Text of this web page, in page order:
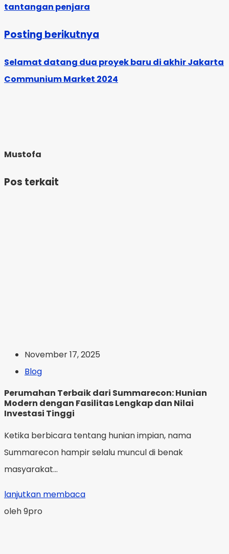
tantangan penjara
Posting berikutnya
Selamat datang dua proyek baru di akhir Jakarta
Communium Market 2024
Mustofa
Pos terkait
November 17, 2025
Blog
Perumahan Terbaik dari Summarecon: Hunian
Modern dengan Fasilitas Lengkap dan Nilai
Investasi Tinggi
Ketika berbicara tentang hunian impian, nama
Summarecon hampir selalu muncul di benak
masyarakat...
lanjutkan membaca
oleh 9pro